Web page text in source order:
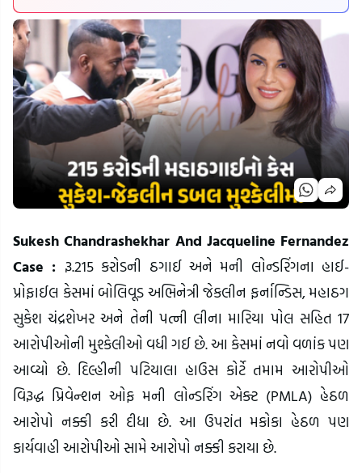
Sukesh Chandrashekhar And Jacqueline Fernandez
Case : રૂ.215 કરોડની ઠગાઈ અને મની લોન્ડરિંગના હાઈ-
પ્રોફાઈલ કેસમાં બોલિવૂડ અભિનેત્રી જેકલીન ફર્નાન્ડિસ, મહાઠગ
સુકેશ ચંદ્રશેખર અને તેની પત્ની લીના મારિયા પોલ સહિત 17
આરોપીઓની મુશ્કેલીઓ વધી ગઈ છે. આ કેસમાં નવો વળાંક પણ
આવ્યો છે. દિલ્હીની પટિયાલા હાઉસ કોર્ટે તમામ આરોપીઓ
વિરૂદ્ધ પ્રિવેન્શન ઓફ મની લોન્ડરિંગ એક્ટ (PMLA) હેઠળ
આરોપો નક્કી કરી દીધા છે. આ ઉપરાંત મકોકા હેઠળ પણ
કાર્યવાહી આરોપીઓ સામે આરોપો નક્કી કરાયા છે.